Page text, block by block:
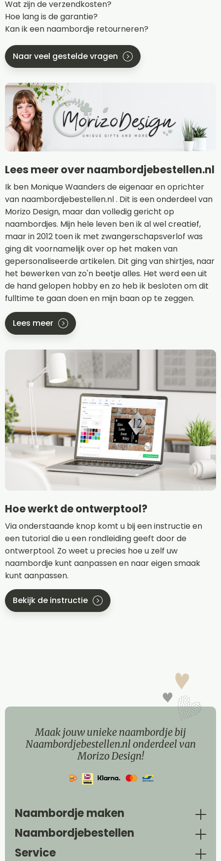
Wat zijn de verzendkosten?
Hoe lang is de garantie?
Kan ik een naambordje retourneren?
Naar veel gestelde vragen
Lees meer over naambordjebestellen.nl
Ik ben Monique Waanders de eigenaar en oprichter
van naambordjebestellen.nl . Dit is een onderdeel van
Morizo Design, maar dan volledig gericht op
naambordjes. Mijn hele leven ben ik al wel creatief,
maar in 2012 toen ik met zwangerschapsverlof was
ging dit voornamelijk over op het maken van
gepersonaliseerde artikelen. Dit ging van shirtjes, naar
het bewerken van zo'n beetje alles. Het werd een uit
de hand gelopen hobby en zo heb ik besloten om dit
fulltime te gaan doen en mijn baan op te zeggen.
Lees meer
Hoe werkt de ontwerptool?
Via onderstaande knop komt u bij een instructie en
een tutorial die u een rondleiding geeft door de
ontwerptool. Zo weet u precies hoe u zelf uw
naambordje kunt aanpassen en naar eigen smaak
kunt aanpassen.
Bekijk de instructie
Maak jouw unieke naambordje bij
Naambordjebestellen.nl onderdeel van
Morizo Design!
Naambordje maken
Naambordjebestellen
Service